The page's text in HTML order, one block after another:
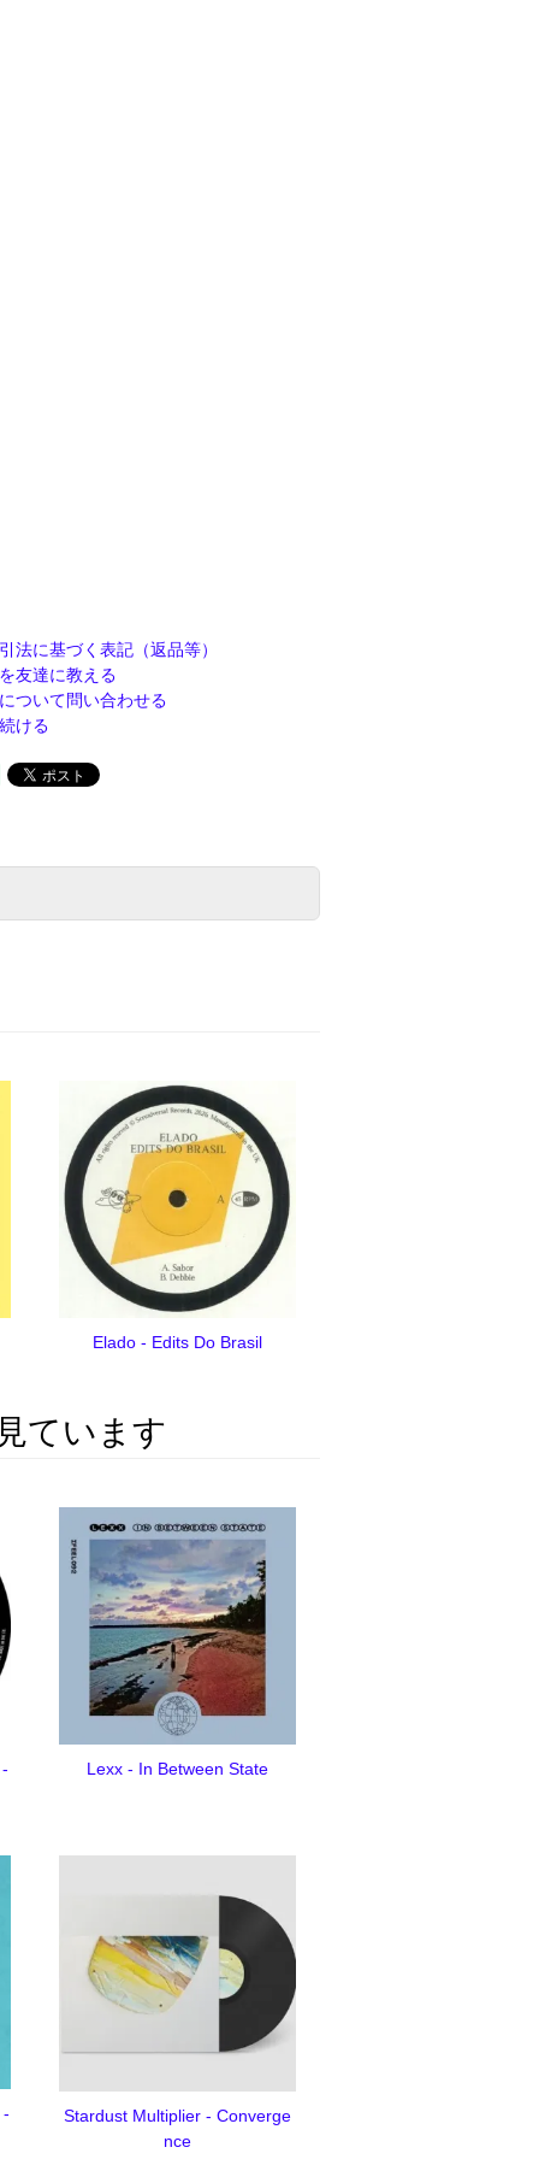
法に基づく表記（返品等）
友達に教える
ついて問い合わせる
ける
Elado - Edits Do Brasil
ています
Lexx - In Between State
Stardust Multiplier - Converge
nce